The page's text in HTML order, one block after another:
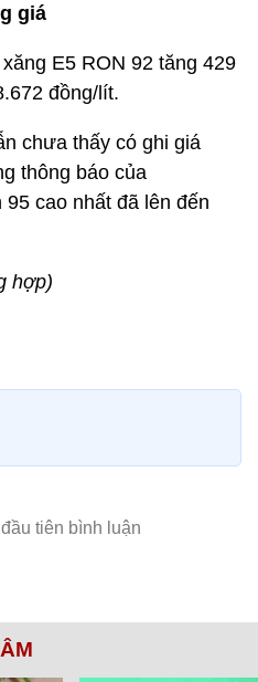
giá
E5 RON 92 tăng 429
đồng/lít.
chưa thấy có ghi giá
thông báo của
cao nhất đã lên đến
hợp)